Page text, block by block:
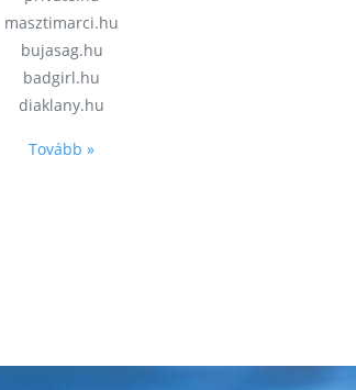
masztimarci.hu
bujasag.hu
badgirl.hu
diaklany.hu
Tovább »